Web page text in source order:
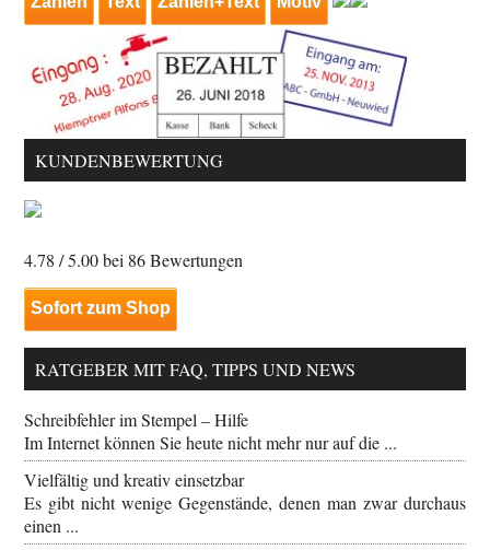
KUNDENBEWERTUNG
4.78 / 5.00 bei 86Bewertungen
Sofort zum Shop
RATGEBER MIT FAQ, TIPPS UND NEWS
Schreibfehler im Stempel – Hilfe
Im Internet können Sie heute nicht mehr nur auf die ...
Vielfältig und kreativ einsetzbar
Es gibt nicht wenige Gegenstände, denen man zwar durchaus
einen ...